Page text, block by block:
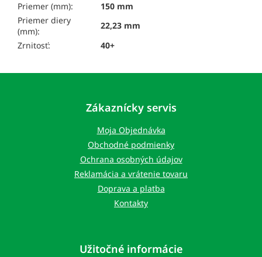
Priemer (mm):
150 mm
Priemer diery
(mm):
22,23 mm
Zrnitosť:
40+
Zákaznícky servis
Moja Objednávka
Obchodné podmienky
Ochrana osobných údajov
Reklamácia a vrátenie tovaru
Doprava a platba
Kontakty
Užitočné informácie